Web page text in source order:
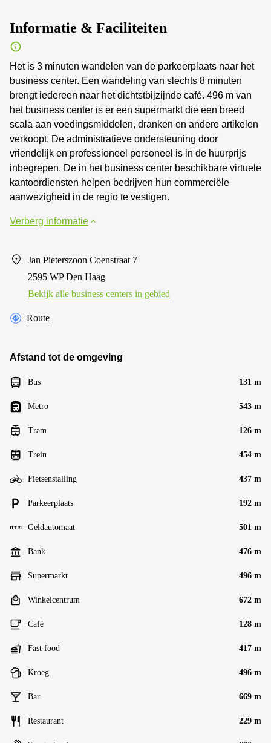
Informatie & Faciliteiten
Het is 3 minuten wandelen van de parkeerplaats naar het
business center. Een wandeling van slechts 8 minuten
brengt iedereen naar het dichtstbijzijnde café. 496 m van
het business center is er een supermarkt die een breed
scala aan voedingsmiddelen, dranken en andere artikelen
verkoopt. De administratieve ondersteuning door
vriendelijk en professioneel personeel is in de huurprijs
inbegrepen. De in het business center beschikbare virtuele
kantoordiensten helpen bedrijven hun commerciële
aanwezigheid in de regio te vestigen.
Verberg informatie
Jan Pieterszoon Coenstraat 7
2595 WP Den Haag
Bekijk alle business centers in gebied
Route
Afstand tot de omgeving
Bus 131 m
Metro 543 m
Tram 126 m
Trein 454 m
Fietsenstalling 437 m
Parkeerplaats 192 m
Geldautomaat 501 m
Bank 476 m
Supermarkt 496 m
Winkelcentrum 672 m
Café 128 m
Fast food 417 m
Kroeg 496 m
Bar 669 m
Restaurant 229 m